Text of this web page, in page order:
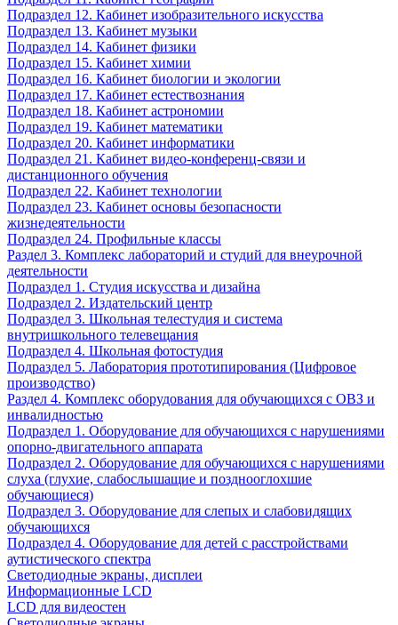
Подраздел 12. Кабинет изобразительного искусства
Подраздел 13. Кабинет музыки
Подраздел 14. Кабинет физики
Подраздел 15. Кабинет химии
Подраздел 16. Кабинет биологии и экологии
Подраздел 17. Кабинет естествознания
Подраздел 18. Кабинет астрономии
Подраздел 19. Кабинет математики
Подраздел 20. Кабинет информатики
Подраздел 21. Кабинет видео-конференц-связи и
дистанционного обучения
Подраздел 22. Кабинет технологии
Подраздел 23. Кабинет основы безопасности
жизнедеятельности
Подраздел 24. Профильные классы
Раздел 3. Комплекс лабораторий и студий для внеурочной
деятельности
Подраздел 1. Студия искусства и дизайна
Подраздел 2. Издательский центр
Подраздел 3. Школьная телестудия и система
внутришкольного телевещания
Подраздел 4. Школьная фотостудия
Подраздел 5. Лаборатория прототипирования (Цифровое
производство)
Раздел 4. Комплекс оборудования для обучающихся с ОВЗ и
инвалидностью
Подраздел 1. Оборудование для обучающихся с нарушениями
опорно-двигательного аппарата
Подраздел 2. Оборудование для обучающихся с нарушениями
слуха (глухие, слабослышащие и позднооглохшие
обучающиеся)
Подраздел 3. Оборудование для слепых и слабовидящих
обучающихся
Подраздел 4. Оборудование для детей с расстройствами
аутистического спектра
Светодиодные экраны, дисплеи
Информационные LCD
LCD для видеостен